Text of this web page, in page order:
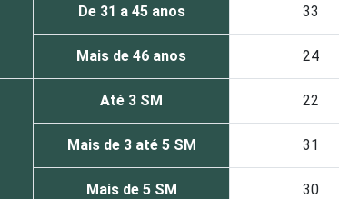
De 31 a 45 anos 33
Mais de 46 anos 24
Até 3 SM 22
Mais de 3 até 5 SM 31
Mais de 5 SM 30